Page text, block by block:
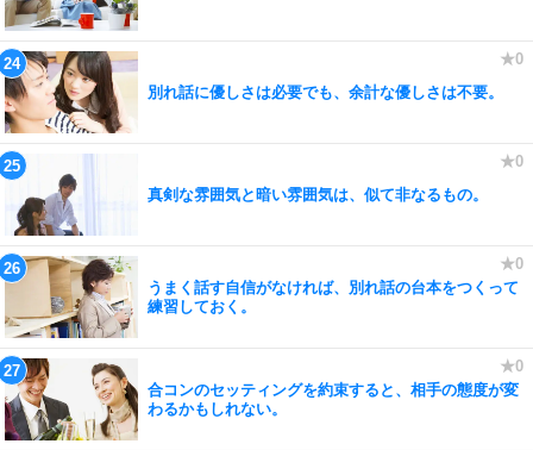
別れ話に優しさは必要でも、余計な優しさは不要。
真剣な雰囲気と暗い雰囲気は、似て非なるもの。
うまく話す自信がなければ、別れ話の台本をつくって
練習しておく。
合コンのセッティングを約束すると、相手の態度が変
わるかもしれない。